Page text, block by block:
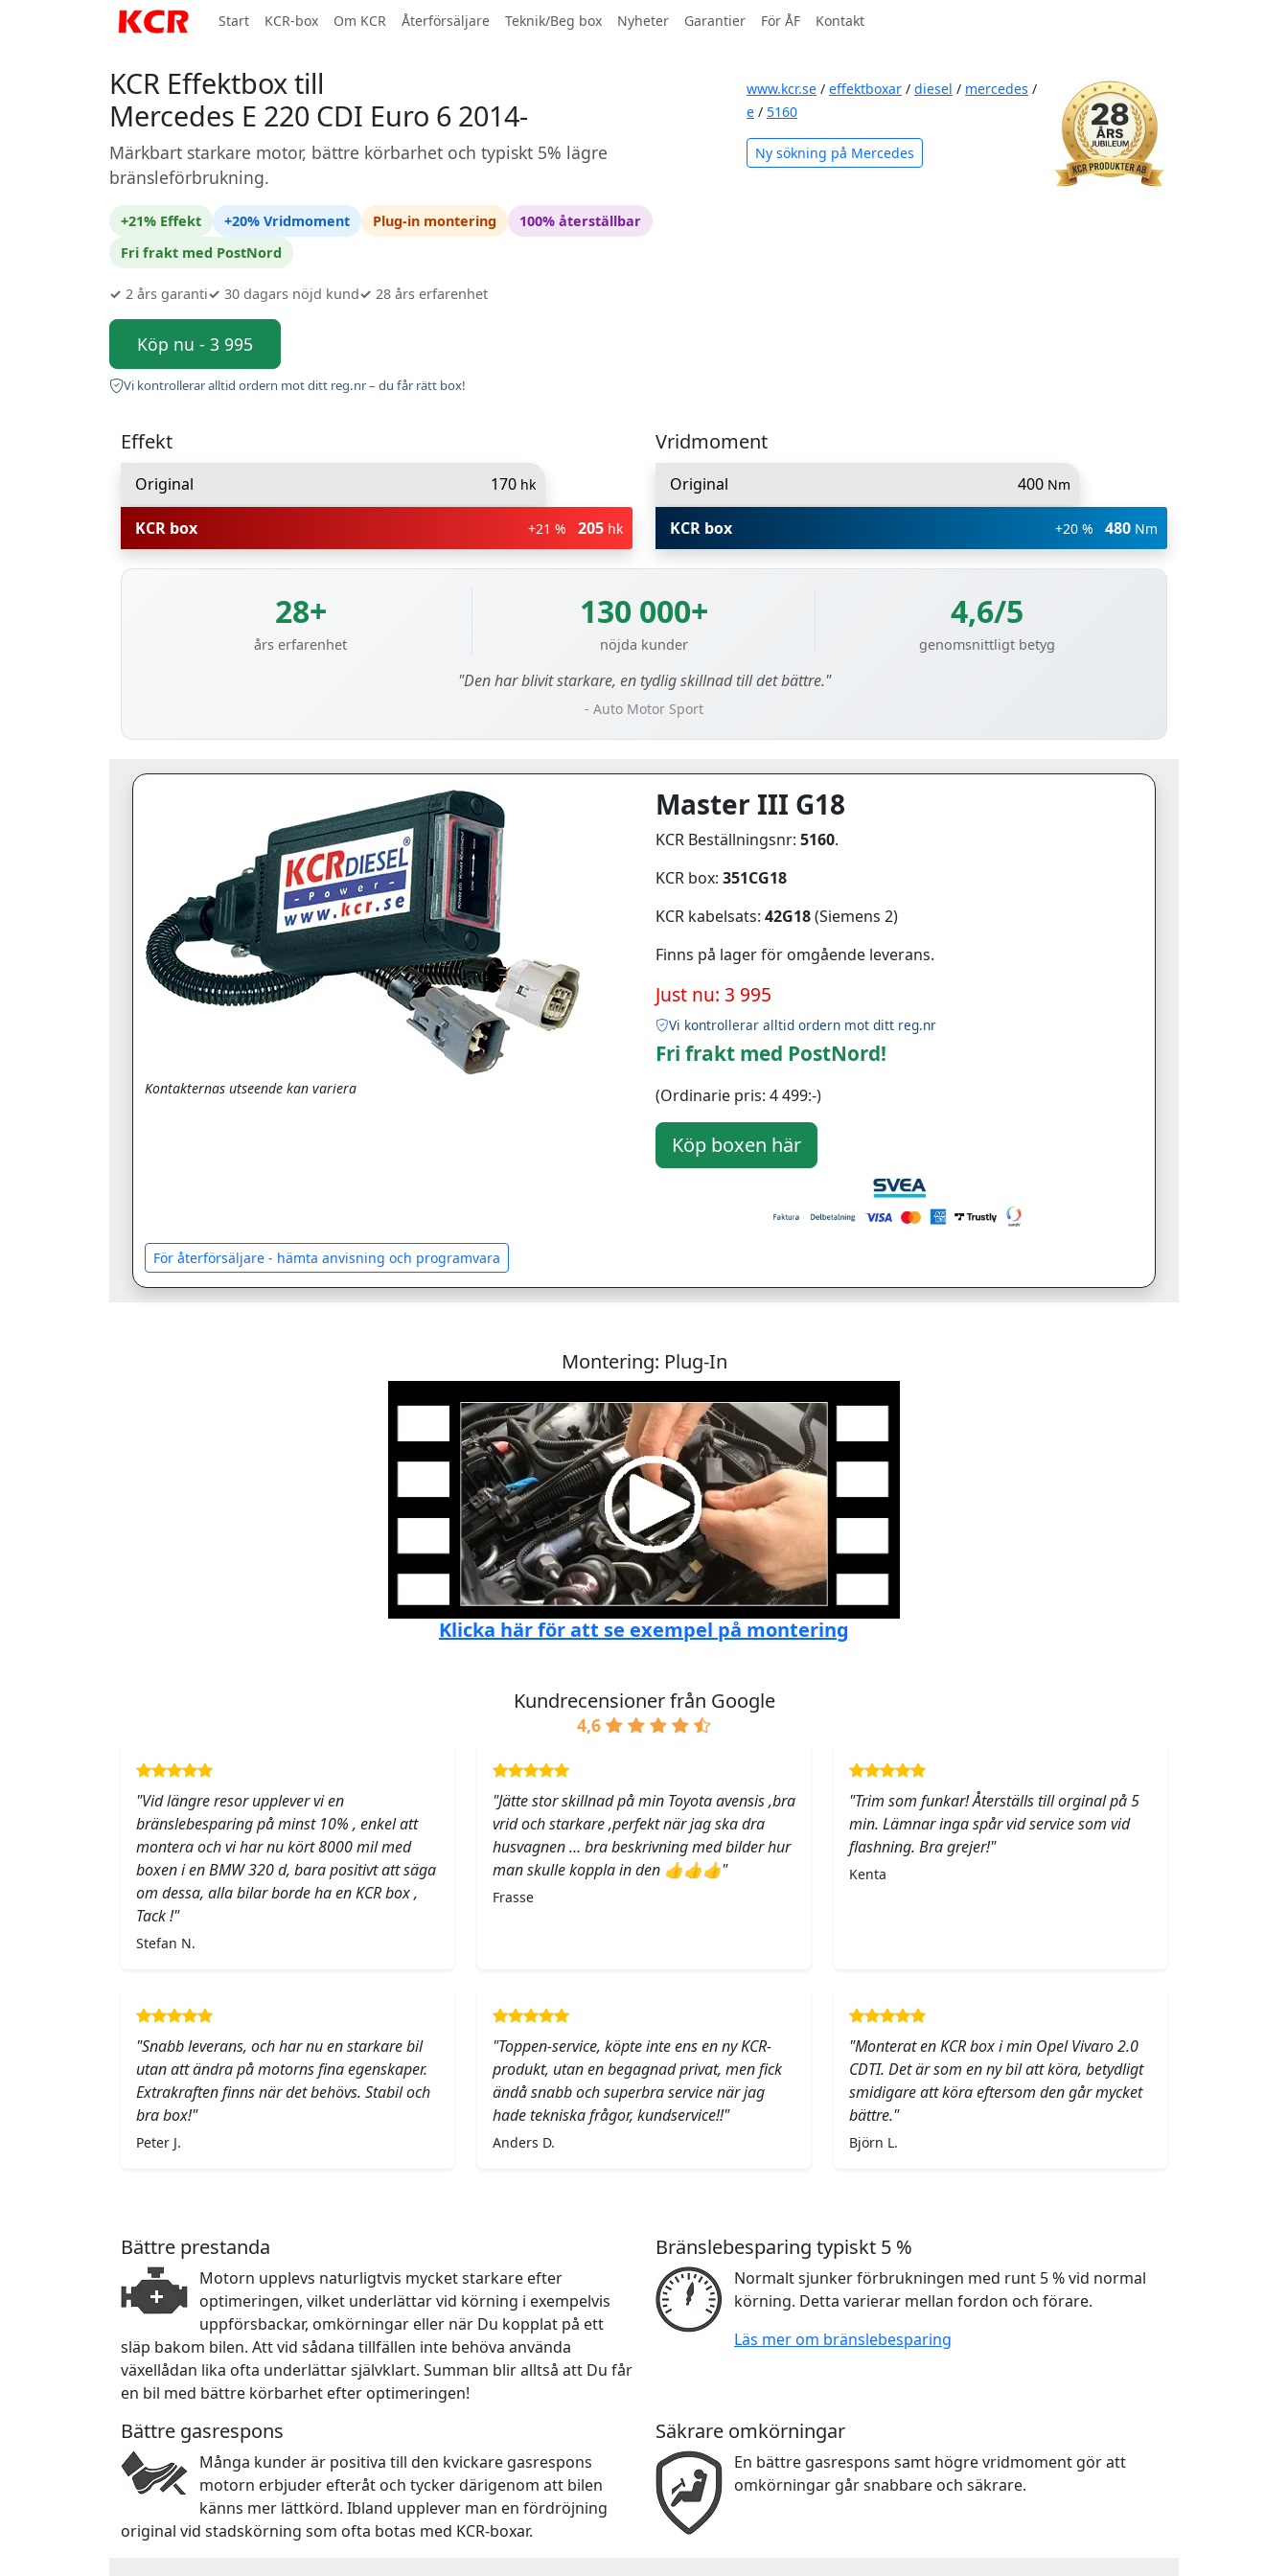
Start KCR-box Om KCR Återförsäljare Teknik/Beg box Nyheter Garantier För ÅF Kontakt
KCR Effektbox till
Mercedes E 220 CDI Euro 6 2014-
Märkbart starkare motor, bättre körbarhet och typiskt 5% lägre
bränsleförbrukning.
+21% Effekt +20% Vridmoment Plug-in montering
100% återställbar
Fri frakt med PostNord
✓ 2 års garanti✓ 30 dagars nöjd kund✓ 28 års erfarenhet
Köp nu - 3 995
Vi kontrollerar alltid ordern mot ditt reg.nr – du får rätt box!
www.kcr.se / effektboxar / diesel / mercedes /
e / 5160
Ny sökning på Mercedes
Effekt
Original 170 hk
KCR box +21 % 205 hk
Vridmoment
Original 400 Nm
KCR box +20 % 480 Nm
28+
års erfarenhet
130 000+
nöjda kunder
4,6/5
genomsnittligt betyg
"Den har blivit starkare, en tydlig skillnad till det bättre."
- Auto Motor Sport
Kontakternas utseende kan variera
Master III G18
KCR Beställningsnr: 5160.
KCR box: 351CG18
KCR kabelsats: 42G18(Siemens 2)
Finns på lager för omgående leverans.
Just nu: 3 995
Vi kontrollerar alltid ordern mot ditt reg.nr
Fri frakt med PostNord!
(Ordinarie pris: 4 499:-)
För återförsäljare - hämta anvisning och programvara
Montering: Plug-In
Klicka här för att se exempel på montering
Kundrecensioner från Google
4,6
"Vid längre resor upplever vi en
bränslebesparing på minst 10% , enkel att
montera och vi har nu kört 8000 mil med
boxen i en BMW 320 d, bara positivt att säga
om dessa, alla bilar borde ha en KCR box ,
Tack !"
Stefan N.
"Jätte stor skillnad på min Toyota avensis ,bra
vrid och starkare ,perfekt när jag ska dra
husvagnen … bra beskrivning med bilder hur
man skulle koppla in den 👍👍👍"
Frasse
"Trim som funkar! Återställs till orginal på 5
min. Lämnar inga spår vid service som vid
flashning. Bra grejer!"
Kenta
"Snabb leverans, och har nu en starkare bil
utan att ändra på motorns fina egenskaper.
Extrakraften finns när det behövs. Stabil och
bra box!"
Peter J.
"Toppen-service, köpte inte ens en ny KCR-
produkt, utan en begagnad privat, men fick
ändå snabb och superbra service när jag
hade tekniska frågor, kundservice!!"
Anders D.
"Monterat en KCR box i min Opel Vivaro 2.0
CDTI. Det är som en ny bil att köra, betydligt
smidigare att köra eftersom den går mycket
bättre."
Björn L.
Bättre prestanda
Motorn upplevs naturligtvis mycket starkare efter
optimeringen, vilket underlättar vid körning i exempelvis
uppförsbackar, omkörningar eller när Du kopplat på ett
släp bakom bilen. Att vid sådana tillfällen inte behöva använda
växellådan lika ofta underlättar självklart. Summan blir alltså att Du får
en bil med bättre körbarhet efter optimeringen!
Bränslebesparing typiskt 5 %
Normalt sjunker förbrukningen med runt 5 % vid normal
körning. Detta varierar mellan fordon och förare.
Läs mer om bränslebesparing
Bättre gasrespons
Många kunder är positiva till den kvickare gasrespons
motorn erbjuder efteråt och tycker därigenom att bilen
känns mer lättkörd. Ibland upplever man en fördröjning
original vid stadskörning som ofta botas med KCR-boxar.
Säkrare omkörningar
En bättre gasrespons samt högre vridmoment gör att
omkörningar går snabbare och säkrare.